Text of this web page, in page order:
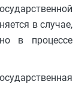
в случае,
в процессе